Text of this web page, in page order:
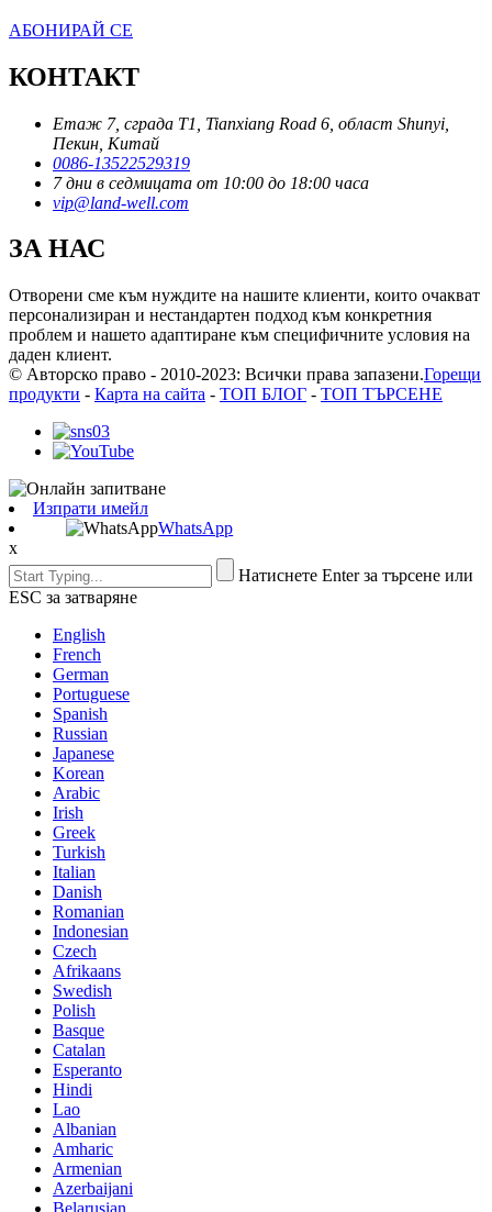
АБОНИРАЙ СЕ
КОНТАКТ
Етаж 7, сграда T1, Tianxiang Road 6, област Shunyi,
Пекин, Китай
0086-13522529319
7 дни в седмицата от 10:00 до 18:00 часа
vip@land-well.com
ЗА НАС
Отворени сме към нуждите на нашите клиенти, които очакват
персонализиран и нестандартен подход към конкретния
проблем и нашето адаптиране към специфичните условия на
даден клиент.
© Авторско право - 2010-2023: Всички права запазени.Горещи
продукти - Карта на сайта - ТОП БЛОГ - ТОП ТЪРСЕНЕ
Изпрати имейл
WhatsApp
x
Натиснете Enter за търсене или
ESC за затваряне
English
French
German
Portuguese
Spanish
Russian
Japanese
Korean
Arabic
Irish
Greek
Turkish
Italian
Danish
Romanian
Indonesian
Czech
Afrikaans
Swedish
Polish
Basque
Catalan
Esperanto
Hindi
Lao
Albanian
Amharic
Armenian
Azerbaijani